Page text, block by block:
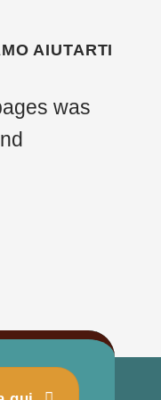
AIUTARTI
was